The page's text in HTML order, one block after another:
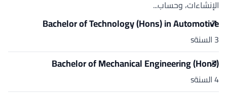
الإنشاءات، وحساب...
Bachelor of Technology (Hons) in Automotive
3 السنةs
Bachelor of Mechanical Engineering (Hons)
4 السنةs